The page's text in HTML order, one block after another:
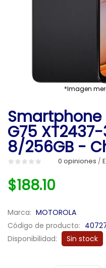
*Imagen
G75
8/256GB -
0 opiniones /
$188.10
Marca: MOTOROLA
Código de producto:
Disponibilidad:
Sin stock